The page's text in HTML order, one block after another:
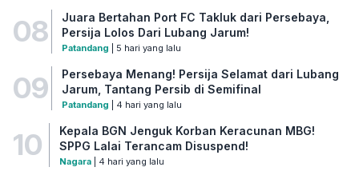
08
Juara Bertahan Port FC Takluk dari Persebaya,
Persija Lolos Dari Lubang Jarum!
Patandang | 5 hari yang lalu
09
Persebaya Menang! Persija Selamat dari Lubang
Jarum, Tantang Persib di Semifinal
Patandang | 4 hari yang lalu
10
Kepala BGN Jenguk Korban Keracunan MBG!
SPPG Lalai Terancam Disuspend!
Nagara| 4 hari yang lalu